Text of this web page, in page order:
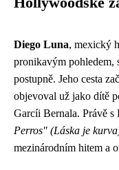
Diego Luna, mexický
pronikavým
postupně. Jeho cesta
objevoval už jako dítě
Garcíi Bernala. Právě
Perros" (Láska je
mezinárodním hitem a